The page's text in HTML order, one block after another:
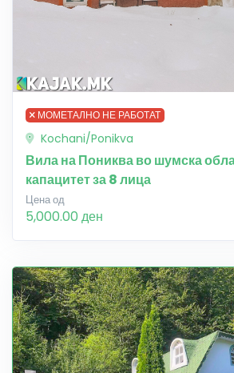
МОМЕТАЛНО НЕ РАБОТАТ
Kochani/Ponikva
Вила на Пониква во шумска
капацитет за 8 лица
Цена од
5,000.00 ден